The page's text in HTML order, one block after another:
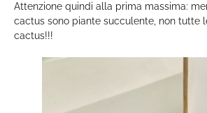
Attenzione quindi alla prima massima:
cactus sono piante succulente, non tutte
cactus!!!